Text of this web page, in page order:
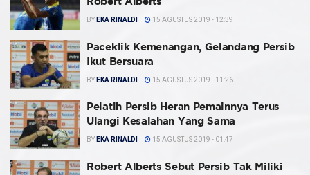
BY EKA RINALDI 15 AGUSTUS 2019 - 12:39
Paceklik Kemenangan, Gelandang Persib
Ikut Bersuara
BY EKA RINALDI 15 AGUSTUS 2019 - 11:26
Pelatih Persib Heran Pemainnya Terus
Ulangi Kesalahan Yang Sama
BY EKA RINALDI 15 AGUSTUS 2019 - 01:47
Robert Alberts Sebut Persib Tak Miliki